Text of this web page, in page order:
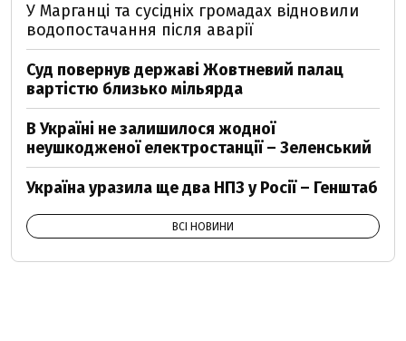
У Марганці та сусідніх громадах відновили
водопостачання після аварії
Суд повернув державі Жовтневий палац
вартістю близько мільярда
В Україні не залишилося жодної
неушкодженої електростанції – Зеленський
Україна уразила ще два НПЗ у Росії – Генштаб
ВСІ НОВИНИ